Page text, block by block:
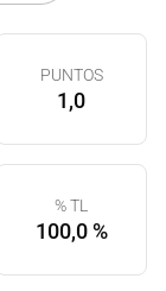
PUNTOS
1,0
% TL
100,0 %